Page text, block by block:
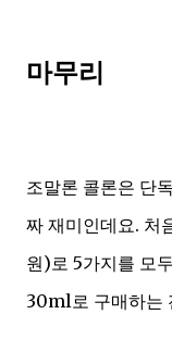
마무리
조말론 콜론은 단
짜 재미인데요. 처
원)로 5가지를 모
30ml로 구매하는